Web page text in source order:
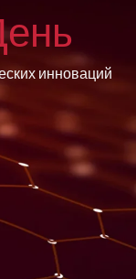
инноваций